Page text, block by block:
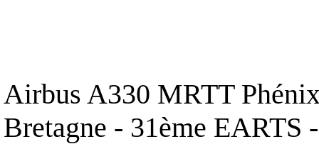
Airbus A330 MRTT
Bretagne - 31ème